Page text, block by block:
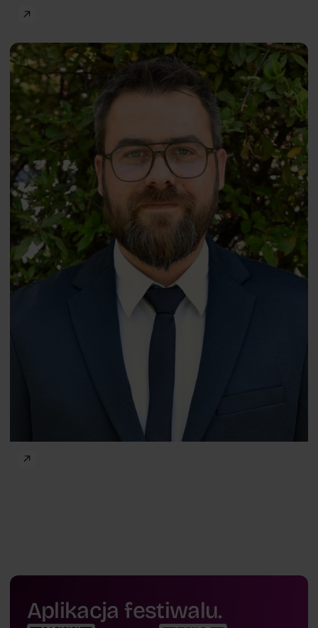
Kamila Pawłowska
Dobrostan w miejscu pracy
Maciej
Mrzygłocki
Aplikacja festiwalu.